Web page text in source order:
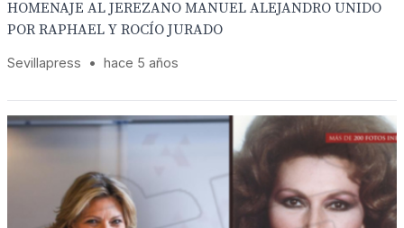
HOMENAJE AL JEREZANO MANUEL ALEJANDRO UNIDO
POR RAPHAEL Y ROCÍO JURADO
Sevillapress • hace 5 años